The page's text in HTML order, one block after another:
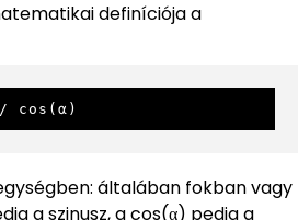
definíciója a
cos(α)
általában fokban vagy
a szinusz, a cos(α) pedig a